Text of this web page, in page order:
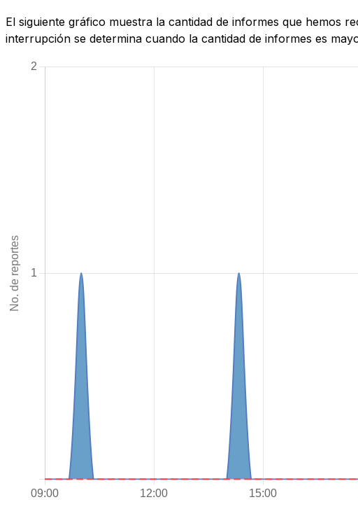
El siguiente gráfico muestra la cantidad de informes que hemos
interrupción se determina cuando la cantidad de informes es